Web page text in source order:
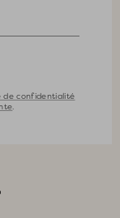
de confidentialité
.